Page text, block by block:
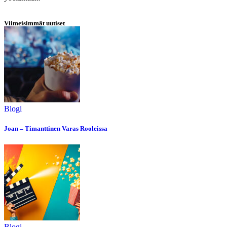
Viimeisimmät uutiset
Blogi
Joan – Timanttinen Varas Rooleissa